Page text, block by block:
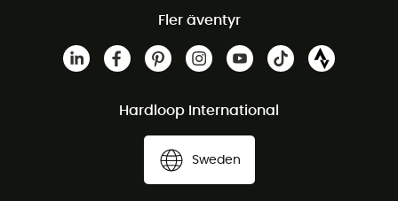
Fler äventyr
Hardloop International
Sweden